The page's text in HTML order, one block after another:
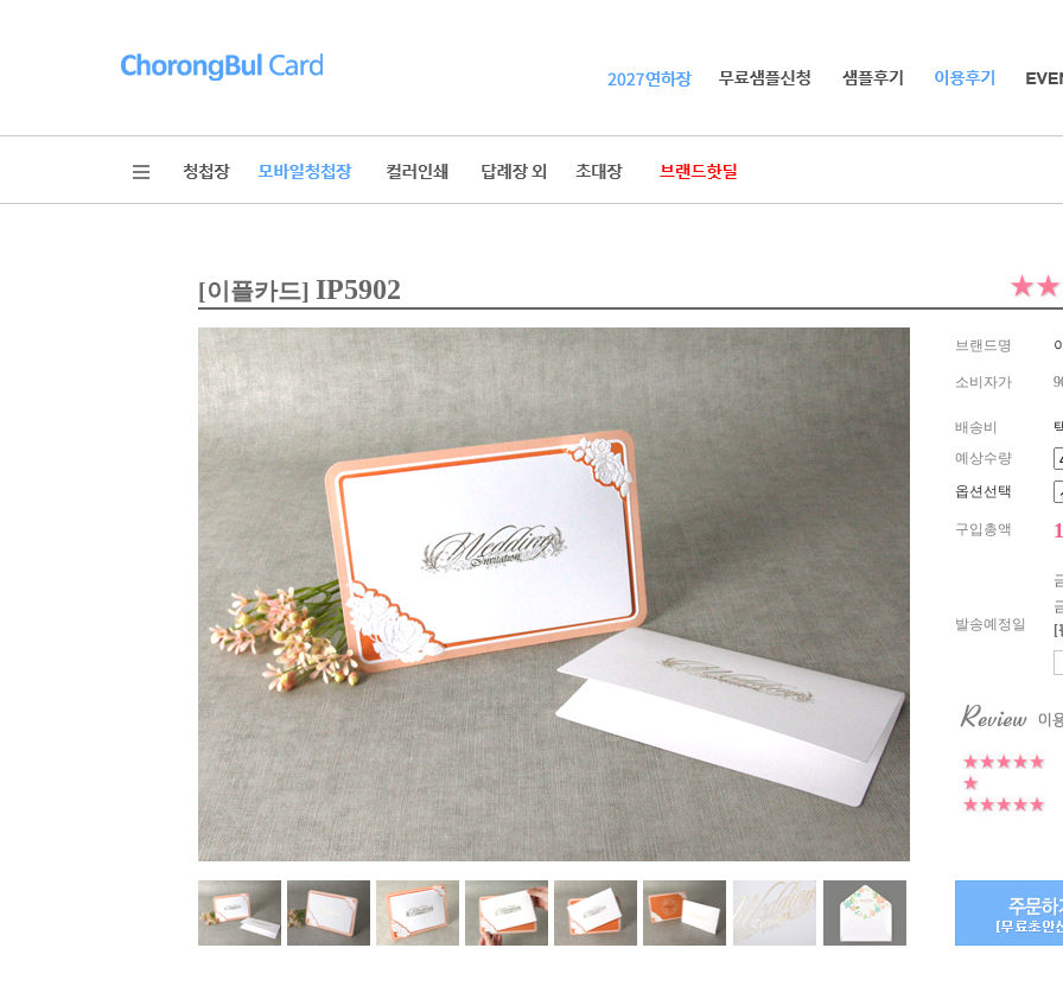
[이플카드] IP5902
브랜드명
소비자가
배송비
예상수량
옵션선택
구입총액
발송예정일
[